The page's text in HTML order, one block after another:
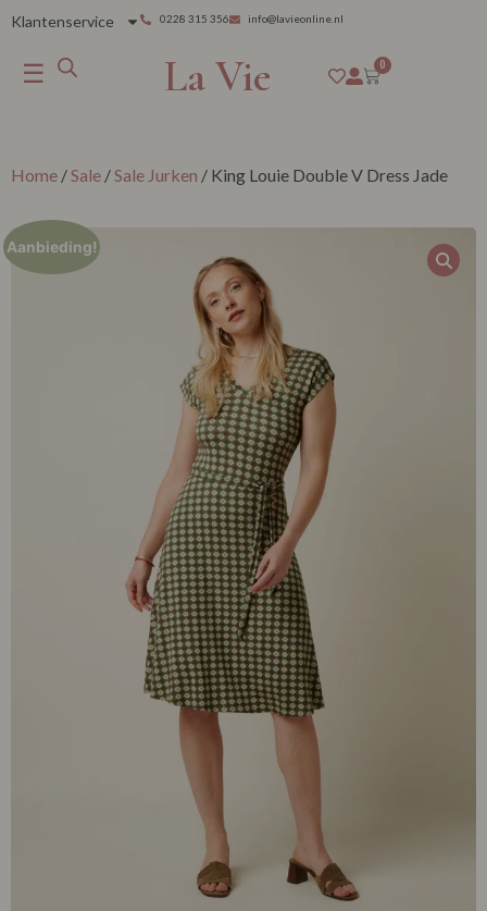
Klantenservice 0228 315 356 info@lavieonline.nl
☰ La Vie 0
Home /Sale /Sale Jurken / King Louie Double V Dress Jade
Aanbieding!